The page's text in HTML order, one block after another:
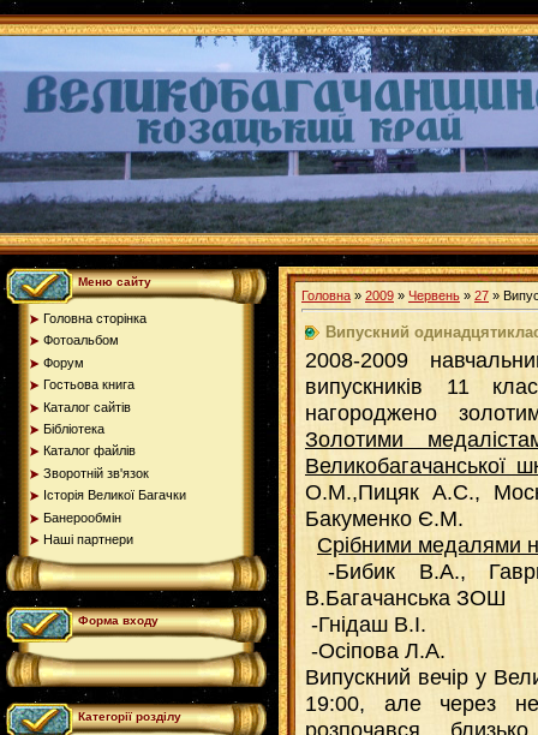
Меню сайту
Головна сторінка
Фотоальбом
Форум
Гостьова книга
Каталог сайтів
Бібліотека
Каталог файлів
Зворотній зв'язок
Історія Великої Багачки
Банерообмін
Наші партнери
Форма входу
Категорії розділу
Головна » 2009 » Червень » 27 »
Випускний
2008-2009
випускників 11
нагороджено
Золотими
Великобагачанської
О.М.,Пицяк А.С.,
Бакуменко Є.М.
Срібними медалями
-Бибик В.А.,
В.Багачанська ЗОШ
-Гнідаш В.І. -
-Осіпова Л.А. -
Випускний вечір у
19:00, але через
розпочався